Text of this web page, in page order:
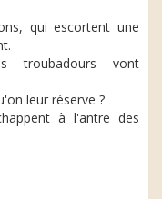
qui escortent une
troubadours vont
leur réserve ?
à l'antre des